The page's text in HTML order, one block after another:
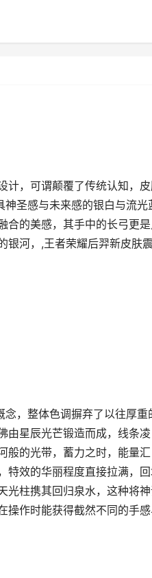
计，可谓颠覆了传统认知，
神圣感与未来感的银白与流光
合的美感，其手中的长弓更
银河，,王者荣耀后羿新皮肤
念，整体色调摒弃了以往厚重
由星辰光芒锻造而成，线条凌
般的光带，蓄力之时，能量汇
特效的华丽程度直接拉满，
光柱携其回归泉水，这种将
操作时能获得截然不同的手